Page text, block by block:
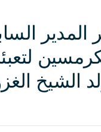
الشيخ